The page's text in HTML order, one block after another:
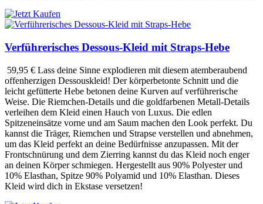
Verführerisches Dessous-Kleid mit Straps-Hebe
59,95 € Lass deine Sinne explodieren mit diesem atemberaubend
offenherzigen Dessouskleid! Der körperbetonte Schnitt und die
leicht gefütterte Hebe betonen deine Kurven auf verführerische
Weise. Die Riemchen-Details und die goldfarbenen Metall-Details
verleihen dem Kleid einen Hauch von Luxus. Die edlen
Spitzeneinsätze vorne und am Saum machen den Look perfekt. Du
kannst die Träger, Riemchen und Strapse verstellen und abnehmen,
um das Kleid perfekt an deine Bedürfnisse anzupassen. Mit der
Frontschnürung und dem Zierring kannst du das Kleid noch enger
an deinen Körper schmiegen. Hergestellt aus 90% Polyester und
10% Elasthan, Spitze 90% Polyamid und 10% Elasthan. Dieses
Kleid wird dich in Ekstase versetzen!